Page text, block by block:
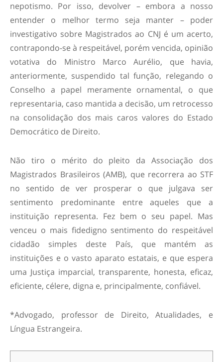
nepotismo. Por isso, devolver – embora a nosso
entender o melhor termo seja manter – poder
investigativo sobre Magistrados ao CNJ é um acerto,
contrapondo-se à respeitável, porém vencida, opinião
votativa do Ministro Marco Aurélio, que havia,
anteriormente, suspendido tal função, relegando o
Conselho a papel meramente ornamental, o que
representaria, caso mantida a decisão, um retrocesso
na consolidação dos mais caros valores do Estado
Democrático de Direito.
Não tiro o mérito do pleito da Associação dos
Magistrados Brasileiros (AMB), que recorrera ao STF
no sentido de ver prosperar o que julgava ser
sentimento predominante entre aqueles que a
instituição representa. Fez bem o seu papel. Mas
venceu o mais fidedigno sentimento do respeitável
cidadão simples deste País, que mantém as
instituições e o vasto aparato estatais, e que espera
uma Justiça imparcial, transparente, honesta, eficaz,
eficiente, célere, digna e, principalmente, confiável.
*Advogado, professor de Direito, Atualidades, e
Língua Estrangeira.